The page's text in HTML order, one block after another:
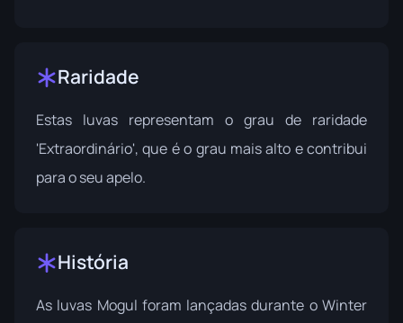
Raridade
Estas luvas representam o grau de raridade
'Extraordinário', que é o grau mais alto e contribui
para o seu apelo.
História
As luvas Mogul foram lançadas durante o Winter